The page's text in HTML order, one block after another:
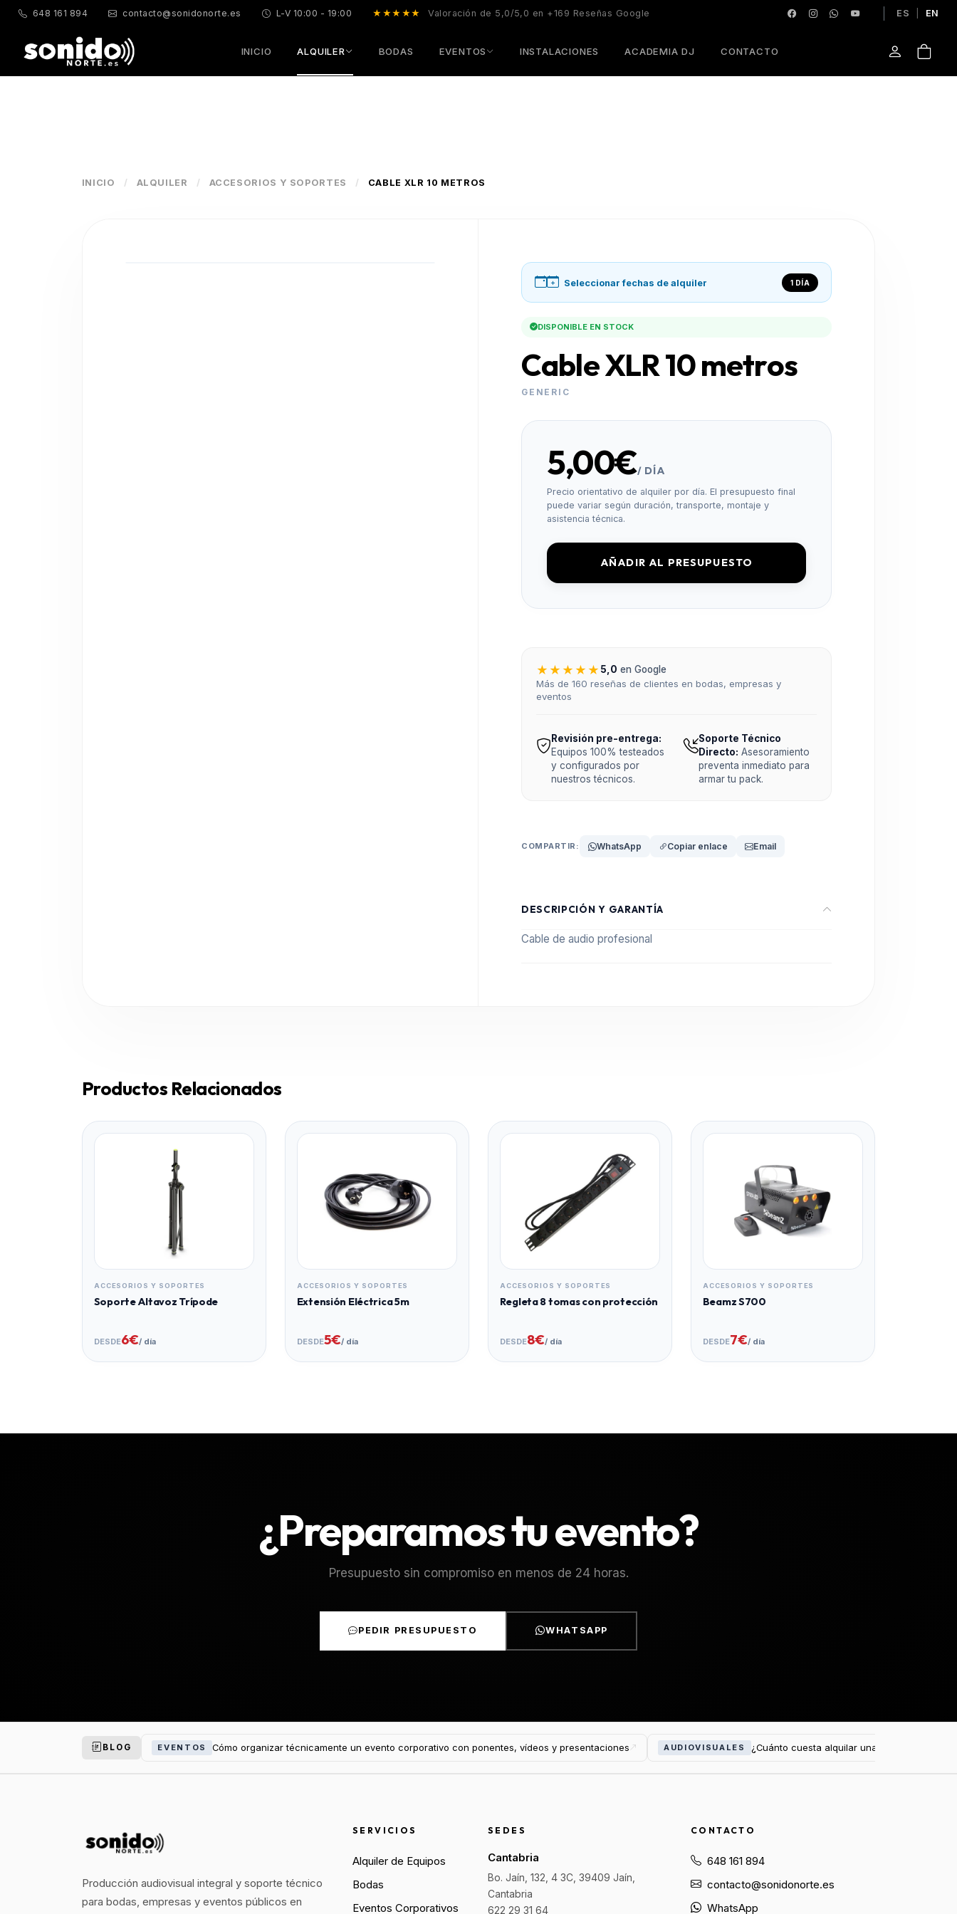
648 161 894 contacto@sonidonorte.es L-V 10:00 - 19:00 ★★★★★ Valoración de 5,0/5,0 en +169 Reseñas Google ES EN
INICIO ALQUILER BODAS EVENTOS INSTALACIONES ACADEMIA DJ CONTACTO
INICIO / ALQUILER / ACCESORIOS Y SOPORTES / CABLE XLR 10 METROS
Seleccionar fechas de alquiler 1 DÍA
DISPONIBLE EN STOCK
Cable XLR 10 metros
GENERIC
5,00€/ DÍA
Precio orientativo de alquiler por día. El presupuesto final
puede variar según duración, transporte, montaje y
asistencia técnica.
AÑADIR AL PRESUPUESTO
★★★★★ 5,0 en Google
Más de 160 reseñas de clientes en bodas, empresas y
eventos
Revisión pre-entrega:
Equipos 100% testeados
y configurados por
nuestros técnicos.
Soporte Técnico
Directo: Asesoramiento
preventa inmediato para
armar tu pack.
COMPARTIR: WhatsApp Copiar enlace Email
DESCRIPCIÓN Y GARANTÍA
Cable de audio profesional
Productos Relacionados
ACCESORIOS Y SOPORTES
Soporte Altavoz Trípode
DESDE6€/ día
ACCESORIOS Y SOPORTES
Extensión Eléctrica 5m
DESDE5€/ día
ACCESORIOS Y SOPORTES
Regleta 8 tomas con protección
DESDE8€/ día
ACCESORIOS Y SOPORTES
Beamz S700
DESDE7€/ día
¿Preparamos tu evento?
Presupuesto sin compromiso en menos de 24 horas.
PEDIR PRESUPUESTO WHATSAPP
BLOG EVENTOS Cómo organizar técnicamente un evento corporativo con ponentes, vídeos y presentaciones AUDIOVISUALES ¿Cuánto cuesta alquilar una pantalla LED
Producción audiovisual integral y soporte técnico
para bodas, empresas y eventos públicos en
SERVICIOS
Alquiler de Equipos
Bodas
Eventos Corporativos
SEDES
Cantabria
Bo. Jaín, 132, 4 3C, 39409 Jaín,
Cantabria
622 29 31 64
CONTACTO
648 161 894
contacto@sonidonorte.es
WhatsApp